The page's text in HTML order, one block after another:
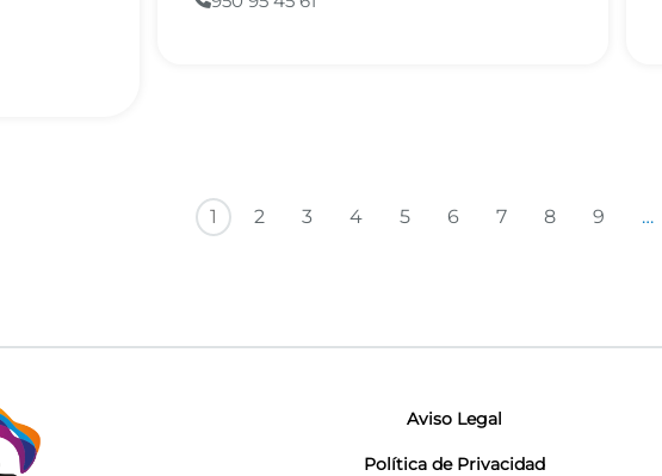
1 2 3 4 5 6 7 8 9 …
Aviso Legal
Política de Privacidad